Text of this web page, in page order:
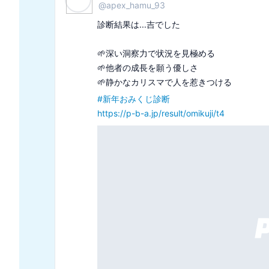
takumi_tech_no1
診断結果は...洗練されたツーリングバイクでした
🏍️人を見抜く洞察力の持ち主
🏍️他人の期待に応えようとしすぎる
🏍️繊細で周りに気を遣いすぎる
あなたをバイクの種類で例えると診断
https://p-b-a.jp/result/bike/t4